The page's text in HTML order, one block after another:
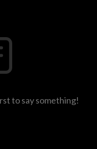
to say something!